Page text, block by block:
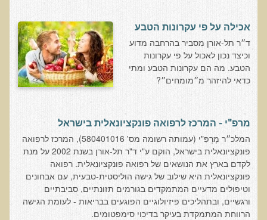
בדיקת טמפרטורה
שאלון אוטואימוני
שאלון קנדידה
שאלון סימפטומים של קרינת רדיו
בדיקות מעבדה פונקציונאליות
בדיקת סריקה - חומצות אורגניות בשתן
בדיקת שתן לאיתור הצטברות של מתכות כבדות
בדיקת צואה לאיתור מתכות כבדות
בדיקה מקיפה לתפקוד מערכת העיכול
אכילה על פי עקרונות הטבע
ד״ר תל-אורן מסביר בהרחבה מדוע
וכיצד נכון לאכול על פי עקרונות
הטבע. מה הם עקרונות הטבע ומתי
כדאי להיזהר מ״מומחים״?
מרפ"י - המרכז לרפואה פונקציונאלית בישראל
המלכ״ר מָרְפִּ"י (עמותה רשומה מס' 580401016), המרכז לרפואה
פונקציונאלית בישראל, הוקם ע"י ד"ר תל-אורן בשנת 2002 על מנת
לקדם בארץ את הנושאים של רפואה פונקציונאלית. רפואה
פונקציונאלית היא שילוב של גישה הוליסטית-טבעית, עם אבחונים
וטיפולים מדעיים המתמקדים בגורמים תזונתיים, סביבתיים
ורגשיים, ובתהליכים פיזיולוגיים הפוגעים בבריאות - לעומת הגישה
הרווחת המתמקדת בעיקר בדיכוי סימפטומים.